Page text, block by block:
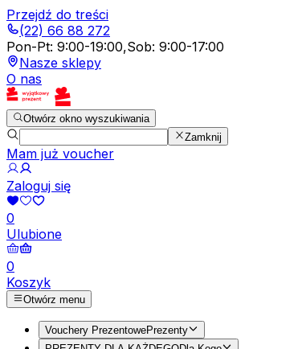
Przejdź do treści
(22) 66 88 272
Pon-Pt: 9:00-19:00,Sob: 9:00-17:00
Nasze sklepy
O nas
Otwórz okno wyszukiwania
Zamknij
Mam już voucher
Zaloguj się
0
Ulubione
0
Koszyk
Otwórz menu
Vouchery PrezentowePrezenty